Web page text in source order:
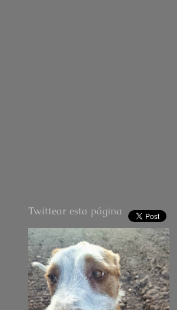
Twittear esta página